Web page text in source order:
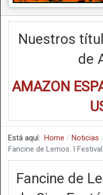
Nuestros
de
AMAZON
Está aquí: Home Noticias
Fancine de Lemos. I
Fancine de